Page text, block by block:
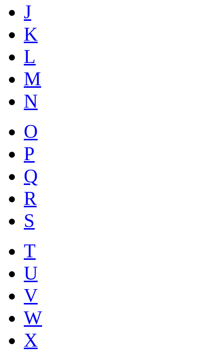
J
K
L
M
N
O
P
Q
R
S
T
U
V
W
X